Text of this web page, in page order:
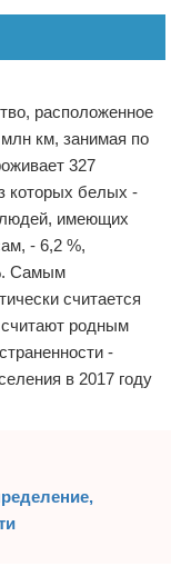
расположенное
км, занимая по
327
которых белых -
людей, имеющих
- 6,2 %,
Самым
считается
родным
-
в 2017 году